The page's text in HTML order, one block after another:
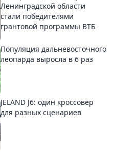
Ленинградской области
стали победителями
грантовой программы ВТБ
Популяция дальневосточного
леопарда выросла в 6 раз
JELAND J6: один кроссовер
для разных сценариев